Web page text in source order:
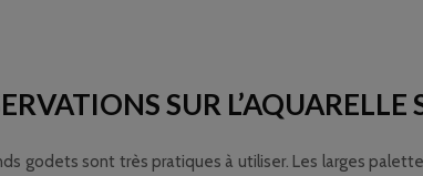
SUR
godets sont très pratiques à utiliser. Les larges